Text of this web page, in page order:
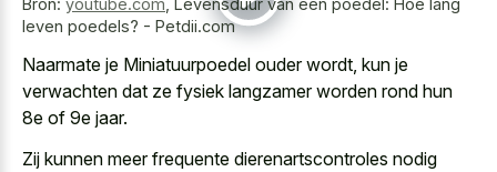
leven poedels? - Petdii.com
Naarmate je Miniatuurpoedel ouder wordt, kun je
verwachten dat ze fysiek langzamer worden rond hun
8e of 9e jaar.
Zij kunnen meer frequente dierenartscontroles nodig